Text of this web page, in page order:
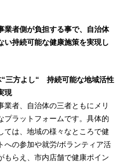
業者側が負担する事で、自治体
い持続可能な健康施策を実現し
“三方よし“ 持続可能な地域活性
現
者、自治体の三者ともにメリ
プラットフォームです。具体的
ては、地域の様々なところで健
への参加や就労/ボランティア活
もらえ、市内店舗で健康ポイン